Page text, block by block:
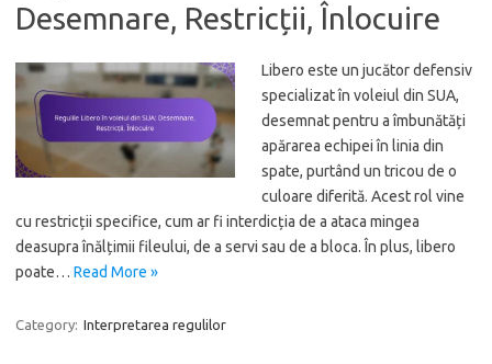
Desemnare, Restricții, Înlocuire
Libero este un jucător defensiv
specializat în voleiul din SUA,
desemnat pentru a îmbunătăți
apărarea echipei în linia din
spate, purtând un tricou de o
culoare diferită. Acest rol vine
cu restricții specifice, cum ar fi interdicția de a ataca mingea
deasupra înălțimii fileului, de a servi sau de a bloca. În plus, libero
poate… Read More »
Category: Interpretarea regulilor